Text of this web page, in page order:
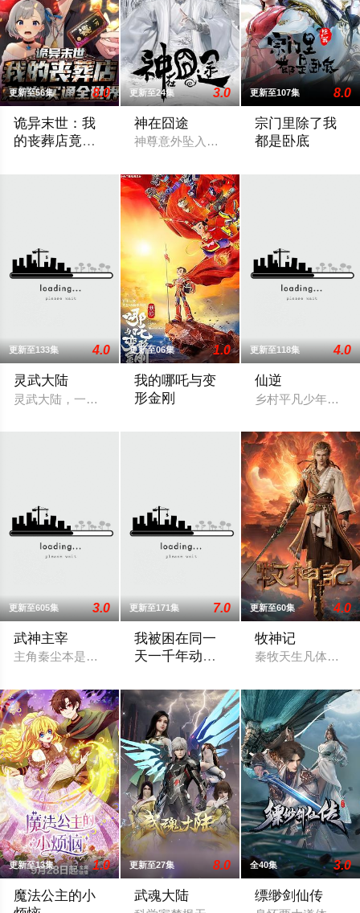
更新至56集 8.0
诡异末世：我
的丧葬店竟然
动态漫画
更新至24集 3.0
神在囧途
神尊意外坠入凡界，法力尽失。只因他破
更新至107集 8.0
宗门里除了我
都是卧底
更新至133集 4.0
灵武大陆
灵武大陆，一个灵力和武魂并存的世界，灵修一念动山河，武
更新至06集 1.0
我的哪吒与变
形金刚
更新至118集 4.0
仙逆
乡村平凡少年王林
更新至605集 3.0
武神主宰
主角秦尘本是武域中最顶尖的天才强者，却遭歹人暗算，陨落
更新至171集 7.0
我被困在同一
天一千年动态
更新至60集 4.0
牧神记
秦牧天生凡体，历
更新至13集 1.0
魔法公主的小
更新至27集 8.0
武魂大陆
全40集 3.0
缥缈剑仙传